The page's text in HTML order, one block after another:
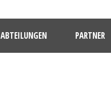
ABTEILUNGEN PARTNER